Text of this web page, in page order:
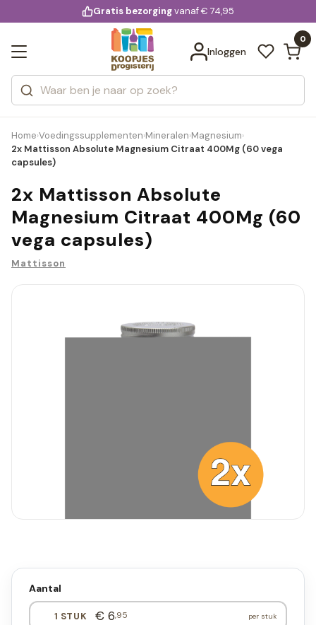
voor 20:00 uur besteld
Gratis bezorgingvanaf € 74,95
Inloggen
0
Zoeken
Categorieën
Merken
Bekijk alle resultaten
Home›Voedingssupplementen›Mineralen›Magnesium›
2x Mattisson Absolute Magnesium Citraat 400Mg (60 vega
capsules)
2x Mattisson Absolute
Magnesium Citraat 400Mg (60
vega capsules)
Mattisson
Aantal
1 STUK € 6,95 per stuk